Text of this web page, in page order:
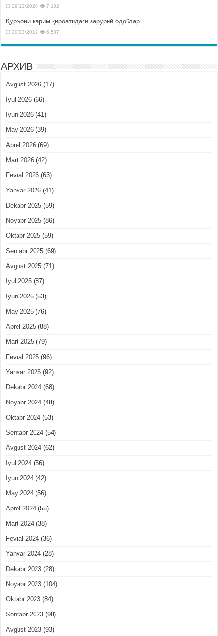
29/12/2020 7,102
Қуръони карим қироатидаги зарурий одоблар
20/03/2019 6,587
АРХИВ
Avgust 2026 (17)
Iyul 2026 (66)
Iyun 2026 (41)
May 2026 (39)
Aprel 2026 (69)
Mart 2026 (42)
Fevral 2026 (63)
Yanvar 2026 (41)
Dekabr 2025 (59)
Noyabr 2025 (86)
Oktabr 2025 (59)
Sentabr 2025 (69)
Avgust 2025 (71)
Iyul 2025 (87)
Iyun 2025 (53)
May 2025 (76)
Aprel 2025 (88)
Mart 2025 (79)
Fevral 2025 (96)
Yanvar 2025 (92)
Dekabr 2024 (68)
Noyabr 2024 (48)
Oktabr 2024 (53)
Sentabr 2024 (54)
Avgust 2024 (62)
Iyul 2024 (56)
Iyun 2024 (42)
May 2024 (56)
Aprel 2024 (55)
Mart 2024 (38)
Fevral 2024 (36)
Yanvar 2024 (28)
Dekabr 2023 (28)
Noyabr 2023 (104)
Oktabr 2023 (84)
Sentabr 2023 (98)
Avgust 2023 (93)